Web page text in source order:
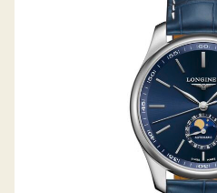
LONGINES THE